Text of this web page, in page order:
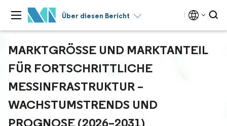
Über diesen Bericht
MARKTGRÖSSE UND MARKTANTEIL F
ÜR FORTSCHRITTLICHE M
ESSINFRASTRUKTUR – W
ACHSTUMSTRENDS UND P
ROGNOSE (2026–2031)